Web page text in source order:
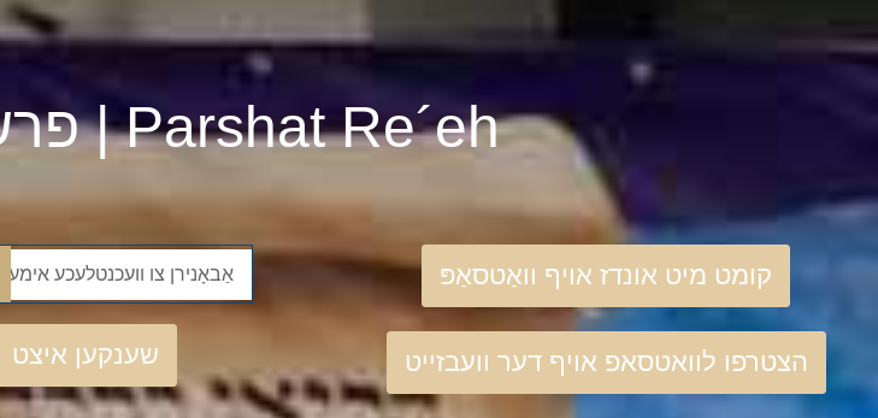
Parshat Re´eh | פרשת ראה
קומט מיט אונדז אויף וואַטסאַפּ
הצטרפו לוואטסאפ אויף דער וועבזייט שענקען איצט